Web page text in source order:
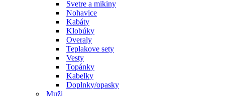
Svetre a mikiny
Nohavice
Kabáty
Klobúky
Overaly
Teplakove sety
Vesty
Topánky
Kabelky
Doplnky/opasky
Muži